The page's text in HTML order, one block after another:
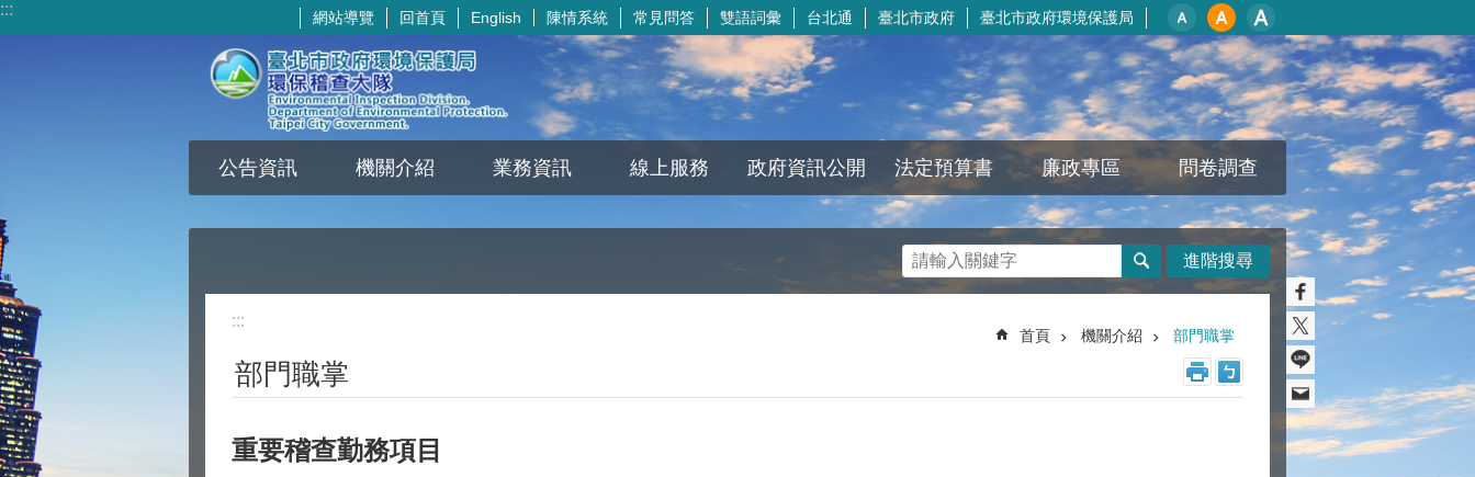
跳到主要內容區塊
::: 網站導覽 回首頁 English 陳情系統 常見問答 雙語詞彙 台北通 臺北市政府 臺北市政府環境保護局
公告資訊 機關介紹 業務資訊 線上服務 政府資訊公開 法定預算書 廉政專區 問卷調查
進階搜尋
:::
首頁 機關介紹 部門職掌
部門職掌
重要稽查勤務項目